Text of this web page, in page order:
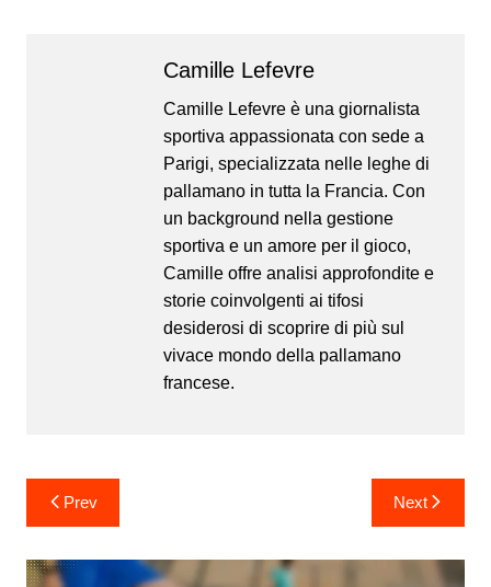
Camille Lefevre
Camille Lefevre è una giornalista
sportiva appassionata con sede a
Parigi, specializzata nelle leghe di
pallamano in tutta la Francia. Con
un background nella gestione
sportiva e un amore per il gioco,
Camille offre analisi approfondite e
storie coinvolgenti ai tifosi
desiderosi di scoprire di più sul
vivace mondo della pallamano
francese.
Post
navigation
Prev Next